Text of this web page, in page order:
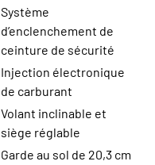
Système
d’enclenchement de
ceinture de sécurité
Injection électronique
de carburant
Volant inclinable et
siège réglable
Garde au sol de 20,3 cm